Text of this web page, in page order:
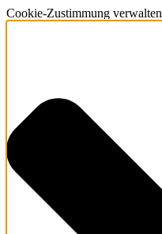
Cookie-Zustimmung verwalten